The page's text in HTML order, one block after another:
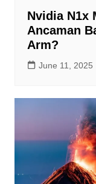
Nvidia N1x
Ancaman
Arm?
June 11, 2025